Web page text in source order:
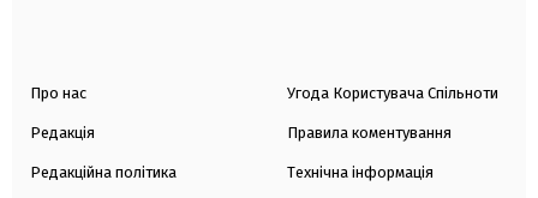
Про нас
Редакція
Редакційна політика
Угода Користувача Спільноти
Правила коментування
Технічна інформація